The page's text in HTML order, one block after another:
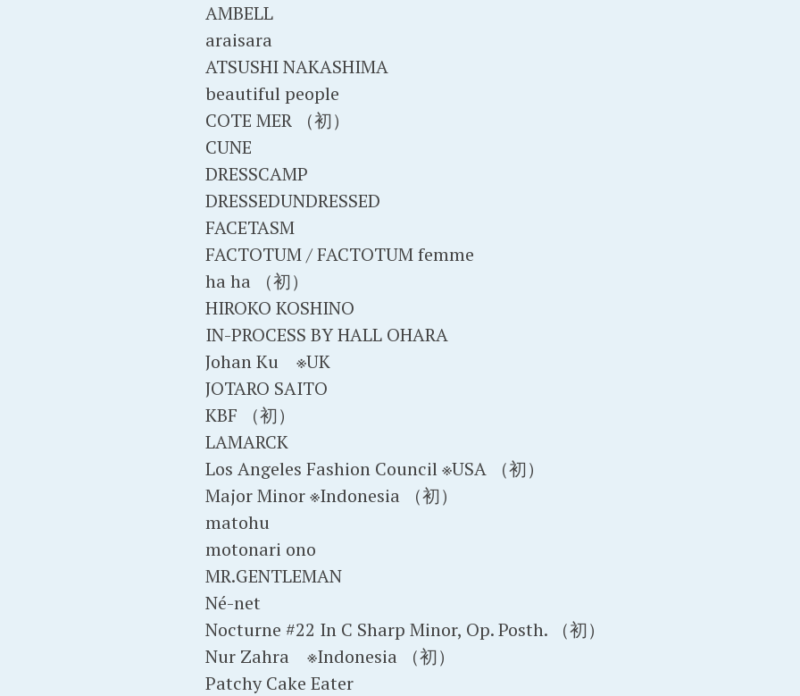
AMBELL
araisara
ATSUSHI NAKASHIMA
beautiful people
COTE MER （初）
CUNE
DRESSCAMP
DRESSEDUNDRESSED
FACETASM
FACTOTUM / FACTOTUM femme
ha ha （初）
HIROKO KOSHINO
IN-PROCESS BY HALL OHARA
Johan Ku ※UK
JOTARO SAITO
KBF （初）
LAMARCK
Los Angeles Fashion Council ※USA （初）
Major Minor ※Indonesia （初）
matohu
motonari ono
MR.GENTLEMAN
Né-net
Nocturne #22 In C Sharp Minor, Op. Posth. （初）
Nur Zahra ※Indonesia （初）
Patchy Cake Eater